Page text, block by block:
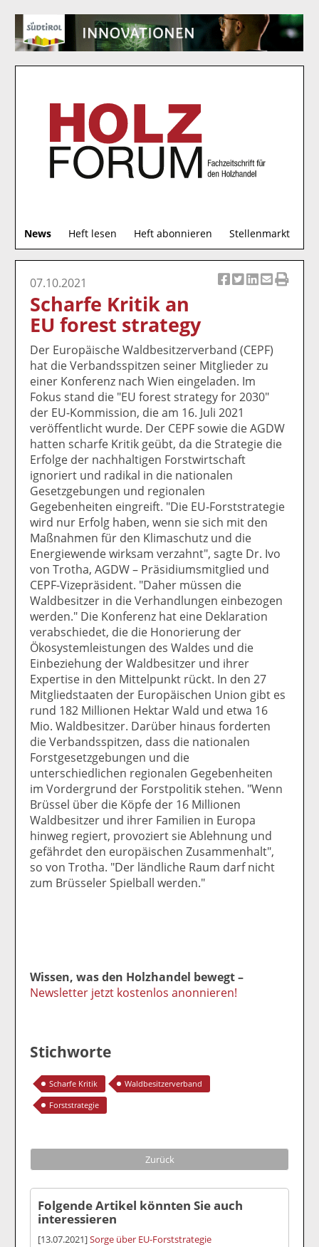
News Heft lesen Heft abonnieren Stellenmarkt
u
c
a
uf
F
ac
e
b
o
o
k
il
e
n
el
t
wi
tt
er
n
el
a
uf
Li
n
k
e
di
e
n
el
p
er
E
m
ai
l
v
n
d
e
n
n
07.10.2021
Scharfe Kritik an
EU forest strategy
Der Europäische Waldbesitzerverband (CEPF)
hat die Verbandsspitzen seiner Mitglieder zu
einer Konferenz nach Wien eingeladen. Im
Fokus stand die "EU forest strategy for 2030"
der EU-Kommission, die am 16. Juli 2021
veröffentlicht wurde. Der CEPF sowie die AGDW
hatten scharfe Kritik geübt, da die Strategie die
Erfolge der nachhaltigen Forstwirtschaft
ignoriert und radikal in die nationalen
Gesetzgebungen und regionalen
Gegebenheiten eingreift. "Die EU-Forststrategie
wird nur Erfolg haben, wenn sie sich mit den
Maßnahmen für den Klimaschutz und die
Energiewende wirksam verzahnt", sagte Dr. Ivo
von Trotha, AGDW – Präsidiumsmitglied und
CEPF-Vizepräsident. "Daher müssen die
Waldbesitzer in die Verhandlungen einbezogen
werden." Die Konferenz hat eine Deklaration
verabschiedet, die die Honorierung der
Ökosystemleistungen des Waldes und die
Einbeziehung der Waldbesitzer und ihrer
Expertise in den Mittelpunkt rückt. In den 27
Mitgliedstaaten der Europäischen Union gibt es
rund 182 Millionen Hektar Wald und etwa 16
Mio. Waldbesitzer. Darüber hinaus forderten
die Verbandsspitzen, dass die nationalen
Forstgesetzgebungen und die
unterschiedlichen regionalen Gegebenheiten
im Vordergrund der Forstpolitik stehen. "Wenn
Brüssel über die Köpfe der 16 Millionen
Waldbesitzer und ihrer Familien in Europa
hinweg regiert, provoziert sie Ablehnung und
gefährdet den europäischen Zusammenhalt",
so von Trotha. "Der ländliche Raum darf nicht
zum Brüsseler Spielball werden."
Wissen, was den Holzhandel bewegt –
Newsletter jetzt kostenlos anonnieren!
Stichworte
Scharfe Kritik
Waldbesitzerverband
Forststrategie
Zurück
Folgende Artikel könnten Sie auch
interessieren
[13.07.2021]Sorge über EU-Forststrategie